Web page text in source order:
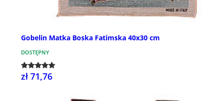
Gobelin Matka Boska Fatimska 40x30 cm
DOSTĘPNY
zł 71,76